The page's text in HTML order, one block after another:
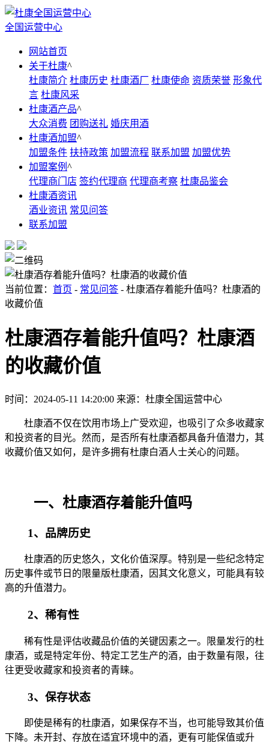
全国运营中心
网站首页
关于杜康^
杜康简介 杜康历史 杜康酒厂 杜康使命 资质荣誉 形象代
言 杜康风采
杜康酒产品^
大众消费 团购送礼 婚庆用酒
杜康酒加盟^
加盟条件 扶持政策 加盟流程 联系加盟 加盟优势
加盟案例 ^
代理商门店 签约代理商 代理商考察 杜康品鉴会
杜康酒资讯
酒业资讯 常见问答
联系加盟
当前位置： 首页 - 常见问答 - 杜康酒存着能升值吗？杜康酒的
收藏价值
杜康酒存着能升值吗？杜康酒
的收藏价值
时间：2024-05-11 14:20:00 来源：杜康全国运营中心
杜康酒不仅在饮用市场上广受欢迎，也吸引了众多收藏家
和投资者的目光。然而，是否所有杜康酒都具备升值潜力，其
收藏价值又如何，是许多拥有杜康白酒人士关心的问题。
一、杜康酒存着能升值吗
1、品牌历史
杜康酒的历史悠久，文化价值深厚。特别是一些纪念特定
历史事件或节日的限量版杜康酒，因其文化意义，可能具有较
高的升值潜力。
2、稀有性
稀有性是评估收藏品价值的关键因素之一。限量发行的杜
康酒，或是特定年份、特定工艺生产的酒，由于数量有限，往
往更受收藏家和投资者的青睐。
3、保存状态
即使是稀有的杜康酒，如果保存不当，也可能导致其价值
下降。未开封、存放在适宜环境中的酒，更有可能保值或升